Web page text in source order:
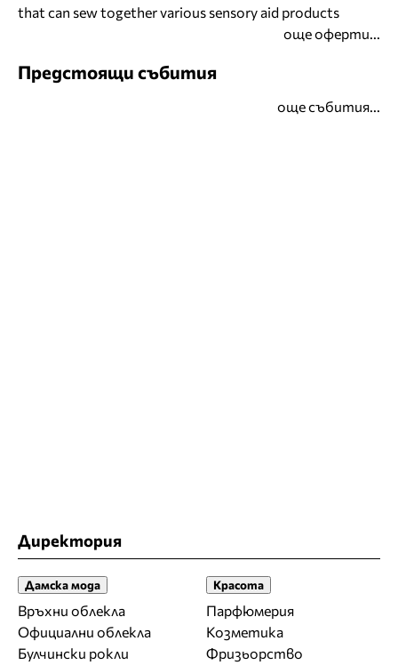
that can sew together various sensory aid products
още оферти...
Предстоящи събития
още събития...
Директория
Дамска мода
Връхни облекла
Официални облекла
Булчински рокли
Красота
Парфюмерия
Козметика
Фризьорство